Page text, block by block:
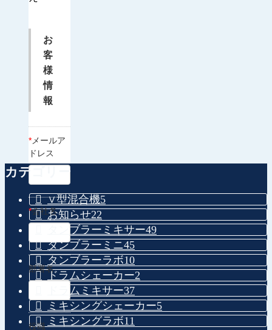
お
客
様
情
報
*メールア
ドレス
*会社名
部署名
役職
カテゴリー
∨型混合機5
お知らせ22
タンブラーミキサー49
タンブラーミニ45
タンブラーラボ10
ドラムシェーカー2
ドラムミキサー37
ミキシングシェーカー5
ミキシングラボ11